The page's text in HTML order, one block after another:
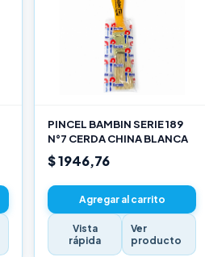
PINCEL BAMBIN SERIE 189
N°7 CERDA CHINA BLANCA
$ 1946,76
Agregar al carrito
Vista
rápida
Ver
producto